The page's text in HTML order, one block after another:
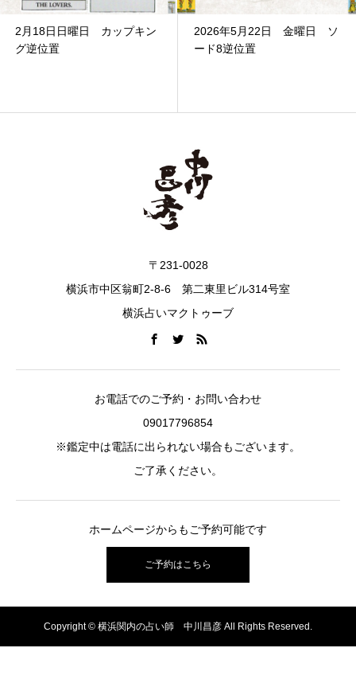
2月18日日曜日 カップキン
グ逆位置
2026年5月22日 金曜日 ソ
ード8逆位置
〒231-0028
横浜市中区翁町2-8-6 第二東里ビル314号室
横浜占いマクトゥーブ
お電話でのご予約・お問い合わせ
09017796854
※鑑定中は電話に出られない場合もございます。
ご了承ください。
ホームページからもご予約可能です
ご予約はこちら
Copyright © 横浜関内の占い師 中川昌彦 All Rights Reserved.